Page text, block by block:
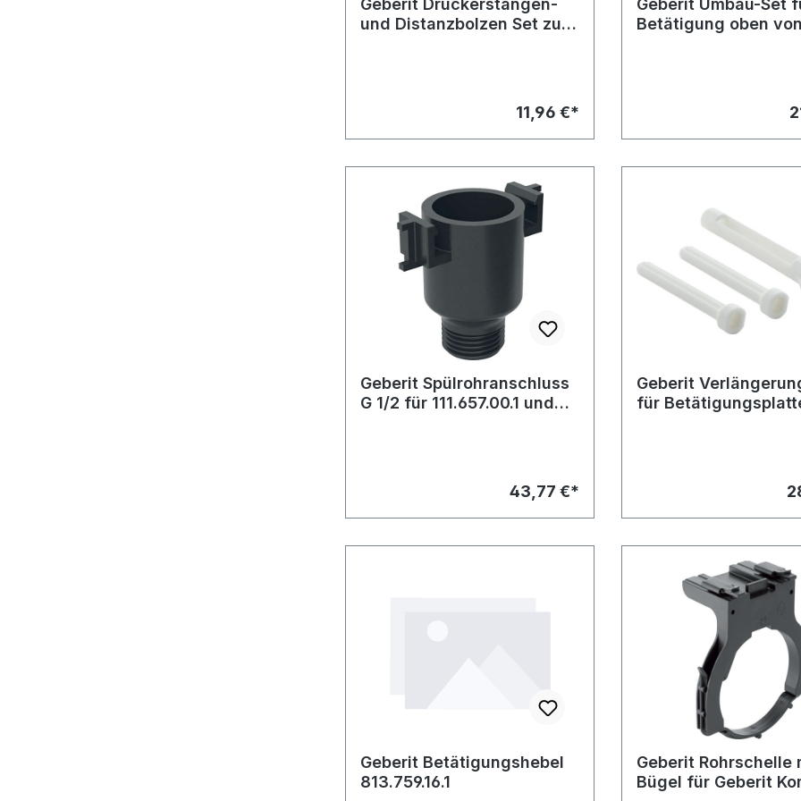
Geberit Drückerstangen-
und Distanzbolzen Set zu
11,96 €*
Geberit Umbau-Set
Betätigung oben
Geberit Spülrohranschluss
G 1/2 für 111.657.00.1 und
43,77 €*
Geberit
für
Geberit Betätigungshebel
813.759.16.1
Geberit Rohrschelle
Bügel für Geberit